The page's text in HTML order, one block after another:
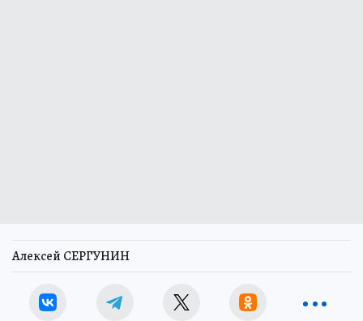
Алексей СЕРГУНИН